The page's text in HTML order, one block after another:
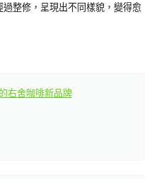
整修，呈現出不同樣貌，變得愈
右舍咖啡新品牌